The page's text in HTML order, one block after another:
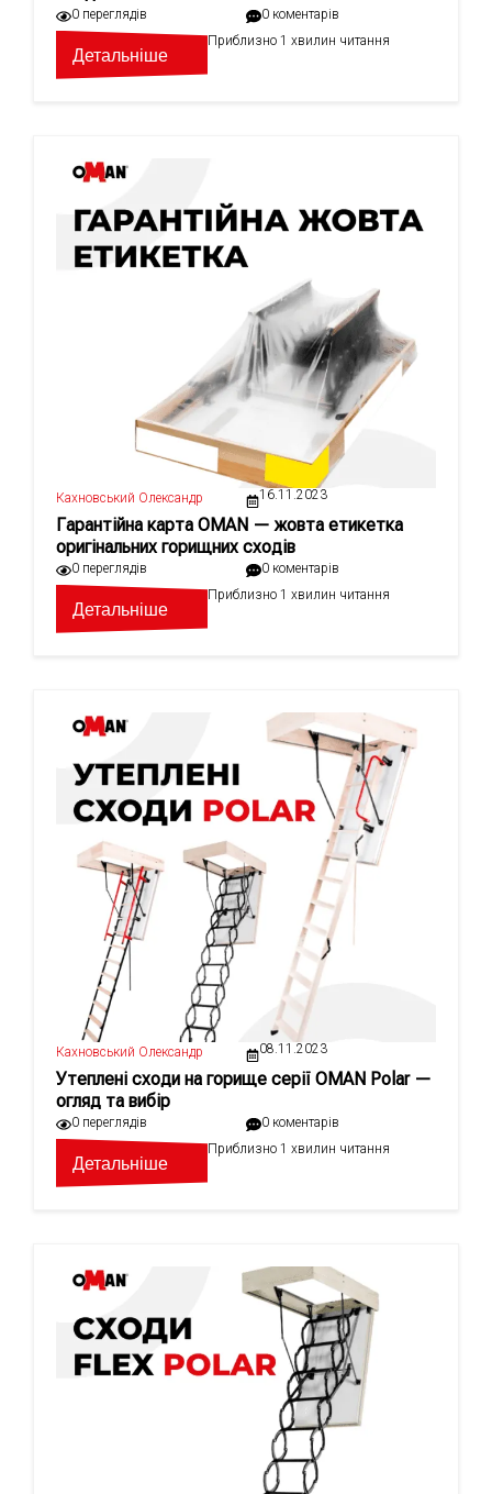
0 переглядів 0 коментарів
Детальніше
Приблизно 1 хвилин читання
Кахновський Олександр 16.11.2023
Гарантійна карта OMAN — жовта етикетка
оригінальних горищних сходів
0 переглядів 0 коментарів
Детальніше
Приблизно 1 хвилин читання
Кахновський Олександр 08.11.2023
Утеплені сходи на горище серії OMAN Polar —
огляд та вибір
0 переглядів 0 коментарів
Детальніше
Приблизно 1 хвилин читання